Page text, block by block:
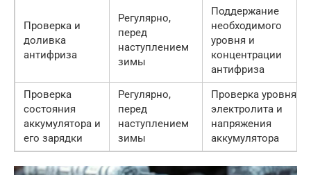
Проверка и
доливка
антифриза
Регулярно,
перед
наступлением
зимы
Поддержание
необходимого
уровня и
концентрации
антифриза
Проверка
состояния
аккумулятора и
его зарядки
Регулярно,
перед
наступлением
зимы
Проверка уровня
электролита и
напряжения
аккумулятора